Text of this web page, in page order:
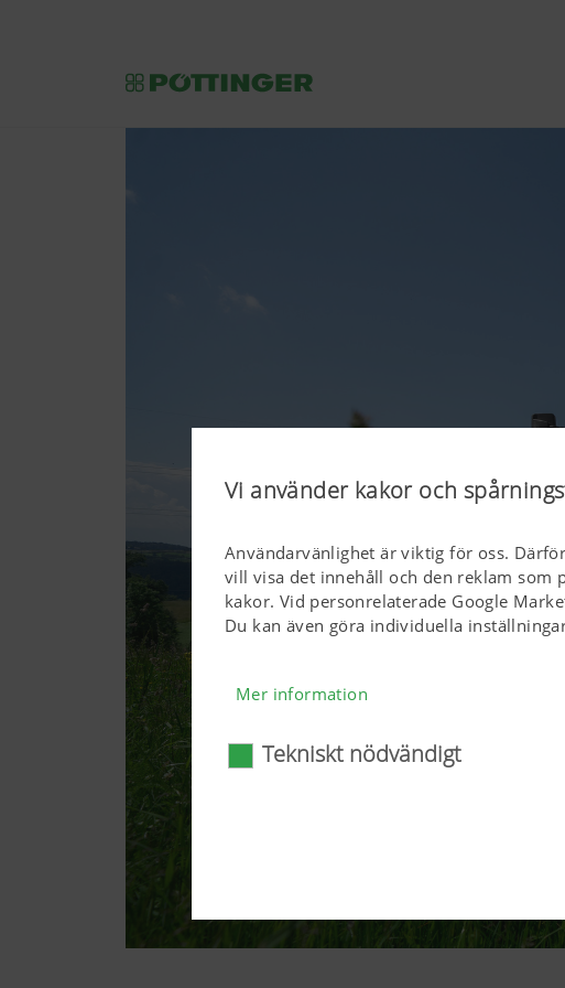
Vi använder kakor och
Användarvänlighet är viktig för oss.
vill visa det innehåll och den reklam som
kakor. Vid personrelaterade Google
Du kan även göra individuella
Tekniskt nödvändigt
användarvänlig. Här avses såväl
webbläsare och frågan om ditt
Mer information
Mer information
Tekniskt nödvändigt